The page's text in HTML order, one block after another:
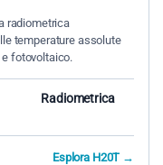
radiometrica
temperature assolute
e fotovoltaico.
Radiometrica
Esplora H20T →